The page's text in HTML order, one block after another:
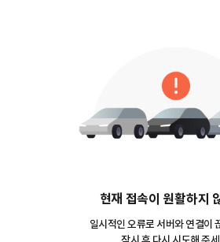
현재 접속이 원활하지
일시적인 오류로 서버와 연결이